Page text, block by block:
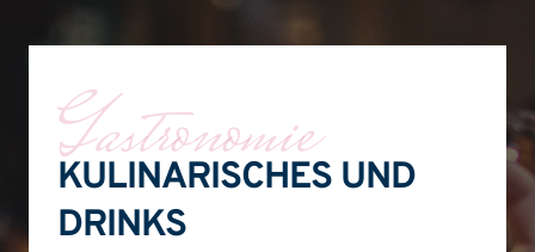
Gastronomie
KULINARISCHES UND
DRINKS